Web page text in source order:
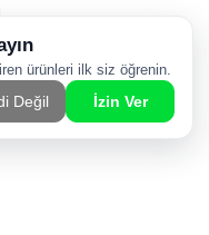
Sipariş Hattı